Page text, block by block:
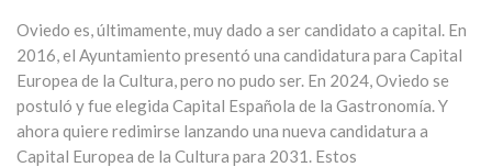
Oviedo es, últimamente, muy dado a ser candidato a capital. En
2016, el Ayuntamiento presentó una candidatura para Capital
Europea de la Cultura, pero no pudo ser. En 2024, Oviedo se
postuló y fue elegida Capital Española de la Gastronomía. Y
ahora quiere redimirse lanzando una nueva candidatura a
Capital Europea de la Cultura para 2031. Estos